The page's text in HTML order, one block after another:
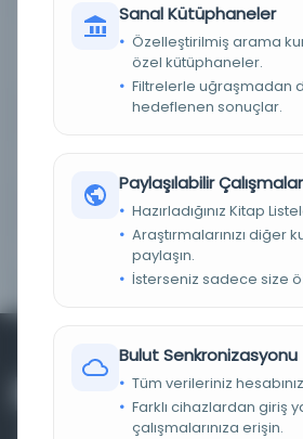
LOKASYON
Suudi Arabistan
Kütüphanesi - Suudi
Abdülaziz Kütüphanesi
Müsait değil
SATIR SAYISI *
*
Sanal Kütüphaneler
Özelleştirilmiş arama
özel kütüphaneler.
Filtrelerle uğraşmadan
hedeflenen sonuçlar.
Paylaşılabilir Çalışmalar
Hazırladığınız Kitap
Araştırmalarınızı diğer
paylaşın.
İsterseniz sadece size
Bulut Senkronizasyonu
Tüm verileriniz
Farklı cihazlardan giriş
çalışmalarınıza erişin.